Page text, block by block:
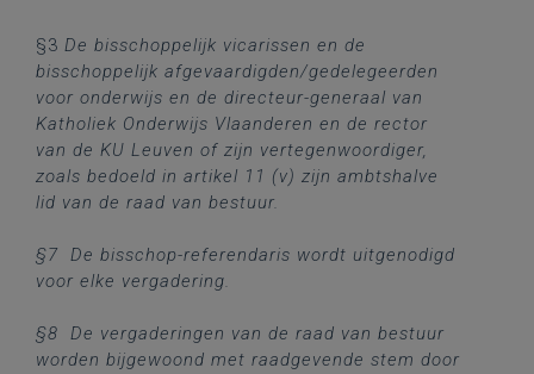
§3 De bisschoppelijk vicarissen en de
bisschoppelijk afgevaardigden/gedelegeerden
voor onderwijs en de directeur-generaal van
Katholiek Onderwijs Vlaanderen en de rector
van de KU Leuven of zijn vertegenwoordiger,
zoals bedoeld in artikel 11 (v) zijn ambtshalve
lid van de raad van bestuur.
§7 De bisschop-referendaris wordt uitgenodigd
voor elke vergadering.
§8 De vergaderingen van de raad van bestuur
worden bijgewoond met raadgevende stem door